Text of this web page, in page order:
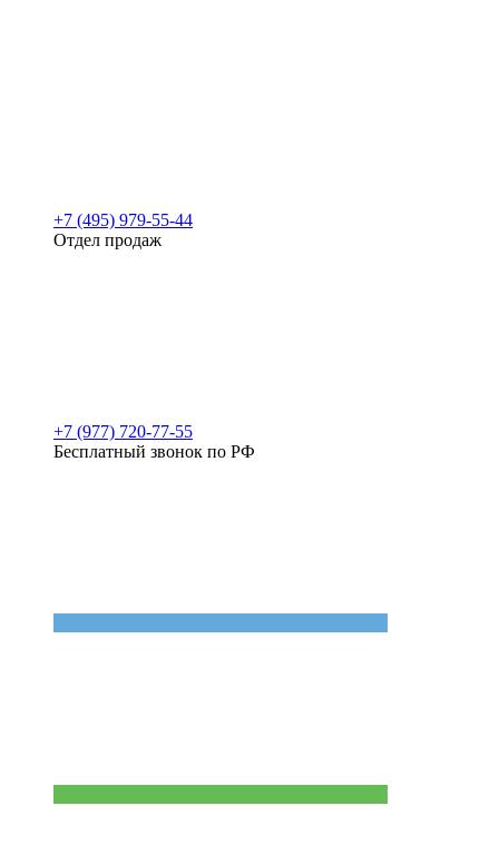
+7 (495) 979-55-44
Отдел продаж
+7 (977) 720-77-55
Бесплатный звонок по РФ